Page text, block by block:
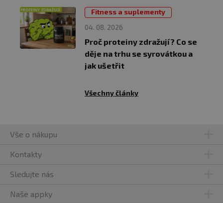
04. 08. 2026
Fitness a suplementy
Proč proteiny zdražují? Co se
děje na trhu se syrovátkou a
jak ušetřit
Všechny články
Vše o nákupu
Kontakty
Sledujte nás
Naše appky